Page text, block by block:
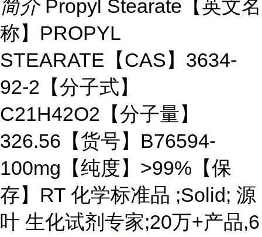
简介 Propyl Stearate【英文名
称】PROPYL
STEARATE【CAS】3634-
92-2【分子式】
C21H42O2【分子量】
326.56【货号】B76594-
100mg【纯度】>99%【保
存】RT 化学标准品 ;Solid; 源
叶 生化试剂专家;20万+产品,6